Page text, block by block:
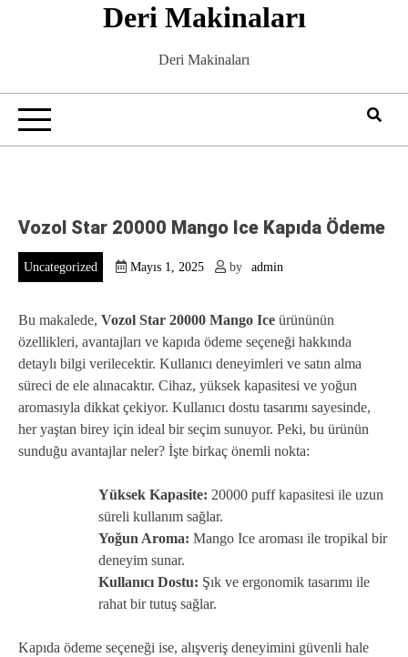
Deri Makinaları
Deri Makinaları
Vozol Star 20000 Mango Ice Kapıda Ödeme
Uncategorized Mayıs 1, 2025 by admin
Bu makalede, Vozol Star 20000 Mango Ice ürününün
özellikleri, avantajları ve kapıda ödeme seçeneği hakkında
detaylı bilgi verilecektir. Kullanıcı deneyimleri ve satın alma
süreci de ele alınacaktır. Cihaz, yüksek kapasitesi ve yoğun
aromasıyla dikkat çekiyor. Kullanıcı dostu tasarımı sayesinde,
her yaştan birey için ideal bir seçim sunuyor. Peki, bu ürünün
sunduğu avantajlar neler? İşte birkaç önemli nokta:
Yüksek Kapasite: 20000 puff kapasitesi ile uzun
süreli kullanım sağlar.
Yoğun Aroma: Mango Ice aroması ile tropikal bir
deneyim sunar.
Kullanıcı Dostu: Şık ve ergonomik tasarımı ile
rahat bir tutuş sağlar.
Kapıda ödeme seçeneği ise, alışveriş deneyimini güvenli hale